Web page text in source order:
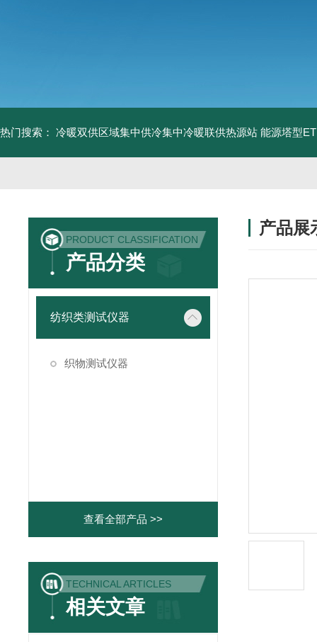
热门搜索： 冷暖双供区域集中供冷集中冷暖联供热源站 能源塔型
PRODUCT CLASSIFICATION
产品分类
纺织类测试仪器
织物测试仪器
查看全部产品 >>
TECHNICAL ARTICLES
相关文章
产品展